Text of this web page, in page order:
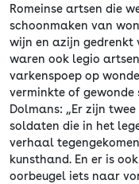
Romeinse artsen die
schoonmaken van
wijn en azijn gedrenkt
waren ook legio
varkenspoep op
verminkte of
Dolmans: „Er zijn
soldaten die in het
verhaal
kunsthand. En er is
oorbeugel iets naar